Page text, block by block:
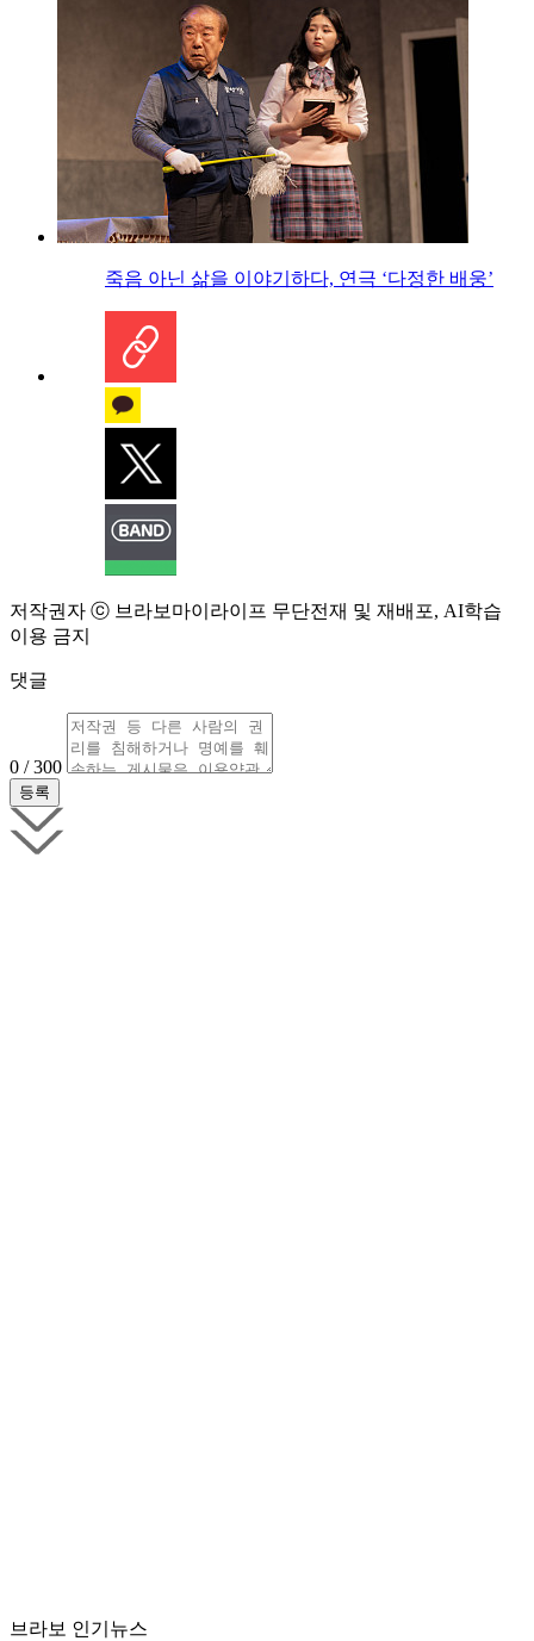
죽음 아닌 삶을 이야기하다, 연극 ‘다정한 배웅’
저작권자 ⓒ 브라보마이라이프 무단전재 및 재배포, AI학습
이용 금지
댓글
0 / 300
브라보 인기뉴스